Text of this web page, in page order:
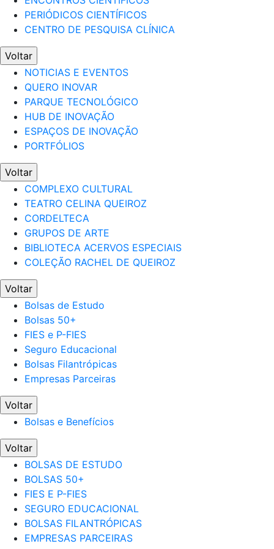
PERIÓDICOS CIENTÍFICOS
CENTRO DE PESQUISA CLÍNICA
Voltar
NOTICIAS E EVENTOS
QUERO INOVAR
PARQUE TECNOLÓGICO
HUB DE INOVAÇÃO
ESPAÇOS DE INOVAÇÃO
PORTFÓLIOS
Voltar
COMPLEXO CULTURAL
TEATRO CELINA QUEIROZ
CORDELTECA
GRUPOS DE ARTE
BIBLIOTECA ACERVOS ESPECIAIS
COLEÇÃO RACHEL DE QUEIROZ
Voltar
Bolsas de Estudo
Bolsas 50+
FIES e P-FIES
Seguro Educacional
Bolsas Filantrópicas
Empresas Parceiras
Voltar
Bolsas e Benefícios
Voltar
BOLSAS DE ESTUDO
BOLSAS 50+
FIES E P-FIES
SEGURO EDUCACIONAL
BOLSAS FILANTRÓPICAS
EMPRESAS PARCEIRAS